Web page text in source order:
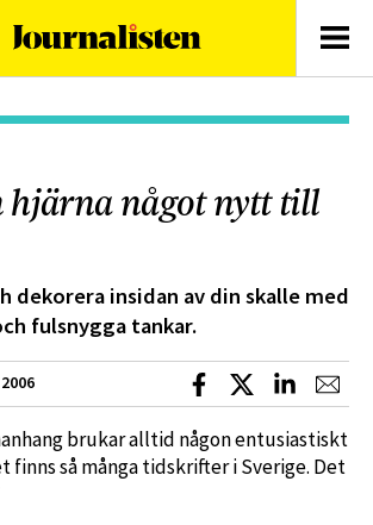
hjärna något nytt till
dekorera insidan av din skalle med
fulsnygga tankar.
Dela på Facebook
Dela på XDela på
brukar alltid någon entusiastiskt
finns så många tidskrifter i Sverige. Det